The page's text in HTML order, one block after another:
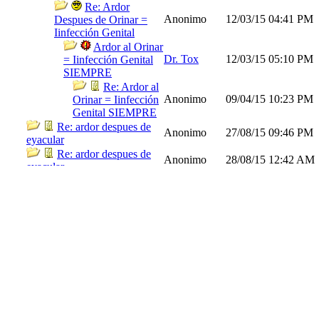
Re: Ardor
Despues de Orinar =
Iinfección Genital
Anonimo 12/03/15 04:41 PM
Ardor al Orinar
= Iinfección Genital
SIEMPRE
Dr. Tox 12/03/15 05:10 PM
Re: Ardor al
Orinar = Iinfección
Genital SIEMPRE
Anonimo 09/04/15 10:23 PM
Re: ardor despues de
eyacular
Anonimo 27/08/15 09:46 PM
Re: ardor despues de
eyacular
Anonimo 28/08/15 12:42 AM